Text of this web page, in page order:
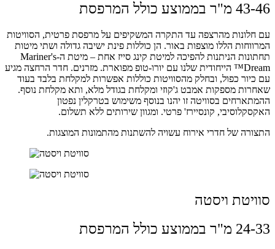
43-46 מ"ר בממוצע כולל המרפסת
עם חלונות מהרצפה עד התקרה המשקיפים על מרפסת פרטית, הסוויטות
המרווחות הללו מוצפות באור. הן כוללות פינת ישיבה גדולה ושתי מיטות
תחתונות הניתנות להפיכה למיטת קינג סייז אחת – מיטת ה-Mariner's
Dream™ הייחודית שלנו עם יורו-טופ מפוארת. מזרנים. חדר הרחצה מגיע
עם כיור כפול, ובחלק מהסוויטות כוללות אפשרות למקלחת בלבד בעוד
שאחרות מספקות אמבט ג'קוזי ומקלחת בגודל מלא, ותא מקלחת נוסף.
ההמתארחים בסוויטה זו יהנו בנוסף משימוש בטרקלין נפטון
האקסקלוסיבי, קונסיירז' פרטי. ומגוון שירותים ללא תשלום.
התצורה של חדרי אירוח עשויה להשתנות מהתמונות המוצגות.
סוויטת ויסטה
24-33 מ"ר בממוצע כולל המרפסת